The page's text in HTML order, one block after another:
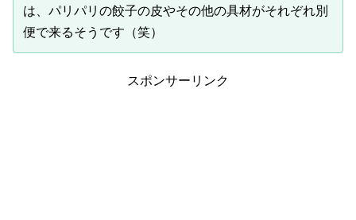
は、パリパリの餃子の皮やその他の具材がそれぞれ別
便で来るそうです（笑）
スポンサーリンク